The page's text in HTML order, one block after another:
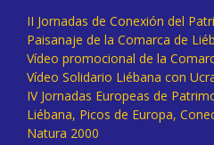
II Jornadas de Conexión del
Paisanaje de la Comarca de
Vídeo promocional de la
Vídeo Solidario Liébana con
IV Jornadas Europeas de
Liébana, Picos de Europa,
Natura 2000